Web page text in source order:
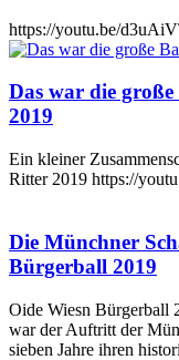
https://youtu.be/
Das war die
2019
Ein kleiner
Ritter 2019 https://
Die Münchner
Bürgerball 2019
Oide Wiesn Bürgerball
war der Auftritt der
sieben Jahre ihren